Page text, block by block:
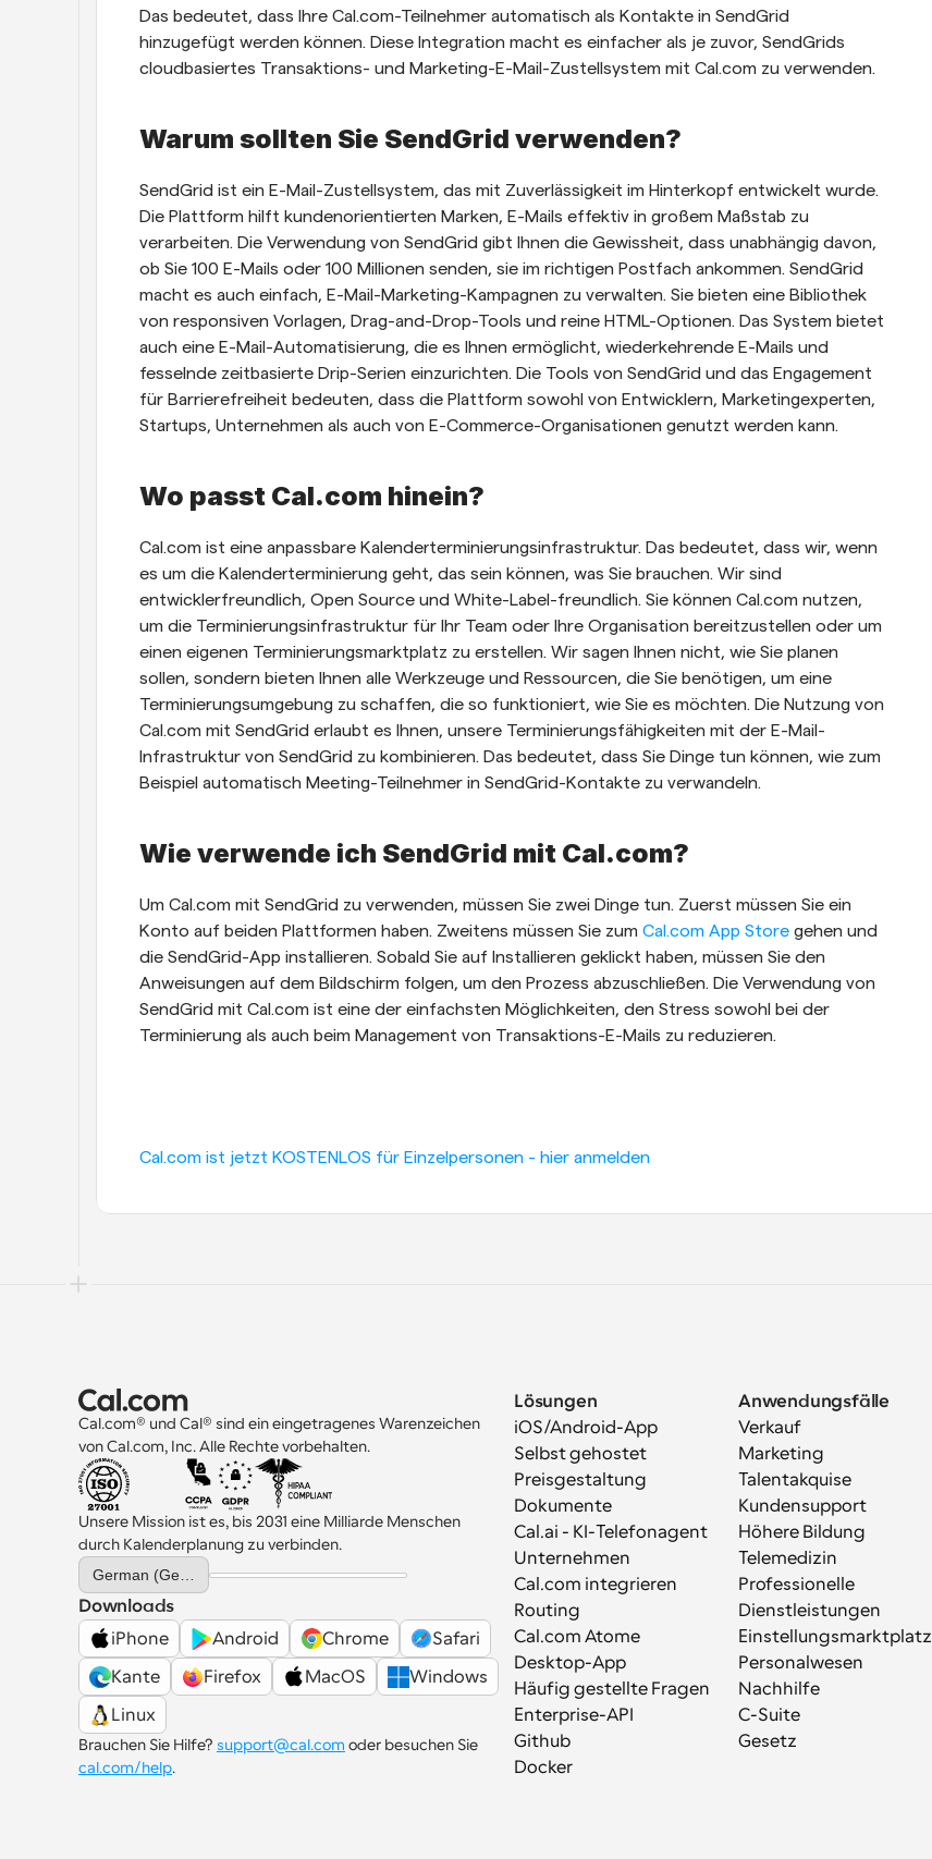
Das bedeutet, dass Ihre Cal.com-Teilnehmer automatisch als Kontakte in SendGrid
hinzugefügt werden können. Diese Integration macht es einfacher als je zuvor, SendGrids
cloudbasiertes Transaktions- und Marketing-E-Mail-Zustellsystem mit Cal.com zu verwenden.
Warum sollten Sie SendGrid verwenden?
SendGrid ist ein E-Mail-Zustellsystem, das mit Zuverlässigkeit im Hinterkopf entwickelt wurde.
Die Plattform hilft kundenorientierten Marken, E-Mails effektiv in großem Maßstab zu
verarbeiten. Die Verwendung von SendGrid gibt Ihnen die Gewissheit, dass unabhängig davon,
ob Sie 100 E-Mails oder 100 Millionen senden, sie im richtigen Postfach ankommen. SendGrid
macht es auch einfach, E-Mail-Marketing-Kampagnen zu verwalten. Sie bieten eine Bibliothek
von responsiven Vorlagen, Drag-and-Drop-Tools und reine HTML-Optionen. Das System bietet
auch eine E-Mail-Automatisierung, die es Ihnen ermöglicht, wiederkehrende E-Mails und
fesselnde zeitbasierte Drip-Serien einzurichten. Die Tools von SendGrid und das Engagement
für Barrierefreiheit bedeuten, dass die Plattform sowohl von Entwicklern, Marketingexperten,
Startups, Unternehmen als auch von E-Commerce-Organisationen genutzt werden kann.
Wo passt Cal.com hinein?
Cal.com ist eine anpassbare Kalenderterminierungsinfrastruktur. Das bedeutet, dass wir, wenn
es um die Kalenderterminierung geht, das sein können, was Sie brauchen. Wir sind
entwicklerfreundlich, Open Source und White-Label-freundlich. Sie können Cal.com nutzen,
um die Terminierungsinfrastruktur für Ihr Team oder Ihre Organisation bereitzustellen oder um
einen eigenen Terminierungsmarktplatz zu erstellen. Wir sagen Ihnen nicht, wie Sie planen
sollen, sondern bieten Ihnen alle Werkzeuge und Ressourcen, die Sie benötigen, um eine
Terminierungsumgebung zu schaffen, die so funktioniert, wie Sie es möchten. Die Nutzung von
Cal.com mit SendGrid erlaubt es Ihnen, unsere Terminierungsfähigkeiten mit der E-Mail-
Infrastruktur von SendGrid zu kombinieren. Das bedeutet, dass Sie Dinge tun können, wie zum
Beispiel automatisch Meeting-Teilnehmer in SendGrid-Kontakte zu verwandeln.
Wie verwende ich SendGrid mit Cal.com?
Um Cal.com mit SendGrid zu verwenden, müssen Sie zwei Dinge tun. Zuerst müssen Sie ein
Konto auf beiden Plattformen haben. Zweitens müssen Sie zum Cal.com App Store gehen und
die SendGrid-App installieren. Sobald Sie auf Installieren geklickt haben, müssen Sie den
Anweisungen auf dem Bildschirm folgen, um den Prozess abzuschließen. Die Verwendung von
SendGrid mit Cal.com ist eine der einfachsten Möglichkeiten, den Stress sowohl bei der
Terminierung als auch beim Management von Transaktions-E-Mails zu reduzieren.
Cal.com ist jetzt KOSTENLOS für Einzelpersonen - hier anmelden
Cal.com® und Cal® sind ein eingetragenes Warenzeichen
von Cal.com, Inc. Alle Rechte vorbehalten.
Unsere Mission ist es, bis 2031 eine Milliarde Menschen
durch Kalenderplanung zu verbinden.
Select Language
Downloads
iPhone
Android Chrome
Safari
Kante
Firefox MacOS
Windows
Linux
Brauchen Sie Hilfe? support@cal.com
cal.com/help.
Lösungen
iOS/Android-App
Selbst gehostet
Preisgestaltung
Dokumente
Cal.ai - KI-Telefonagent
Unternehmen
Cal.com integrieren
Routing
Cal.com Atome
Desktop-App
Häufig gestellte Fragen
Enterprise-API
Github
Docker
Anwendungsfälle
Verkauf
Marketing
Talentakquise
Kundensupport
Höhere Bildung
Telemedizin
Professionelle
Dienstleistungen
Einstellungsmarktplatz
Personalwesen
Nachhilfe
C-Suite
Gesetz